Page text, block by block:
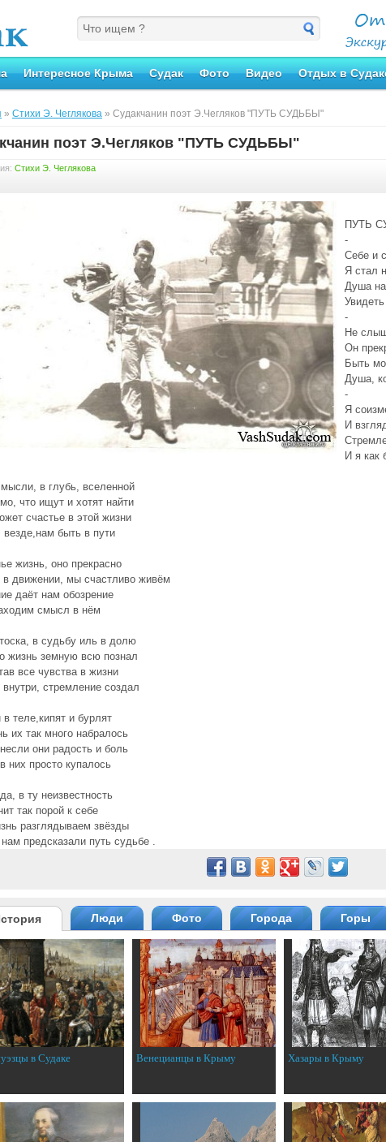
Интересное Крыма Судак Фото Видео Отдых в
» Стихи Э. Чеглякова » Судакчанин поэт Э.Чегляков "ПУТЬ СУДЬБЫ"
поэт Э.Чегляков "ПУТЬ СУДЬБЫ"
Стихи Э. Чеглякова
ПУТЬ
-
Себе и
Я стал
Душа
-
Не
Он
Быть
Душа,
-
Я
И
И я как
в глубь, вселенной
что ищут и хотят найти
счастье в этой жизни
везде,нам быть в пути
жизнь, оно прекрасно
движении, мы счастливо живём
даёт нам обозрение
смысл в нём
в судьбу иль в долю
жизнь земную всю познал
все чувства в жизни
внутри, стремление создал
теле,кипят и бурлят
их так много набралось
они радость и боль
них просто купалось
в ту неизвестность
так порой к себе
разглядываем звёзды
предсказали путь судьбе .
Люди Фото Города Горы
в Судаке Венецианцы в Крыму Хазары в Крыму